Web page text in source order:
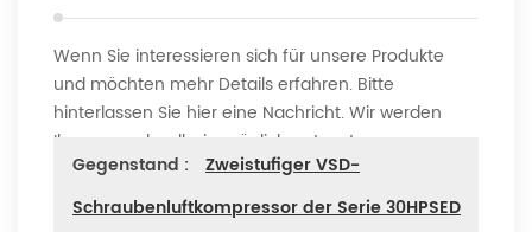
Wenn Sie interessieren sich für unsere Produkte
und möchten mehr Details erfahren. Bitte
hinterlassen Sie hier eine Nachricht. Wir werden
Ihnen so schnell wie möglich antworten
Gegenstand :
Zweistufiger VSD-
Schraubenluftkompressor der Serie 30HPSED